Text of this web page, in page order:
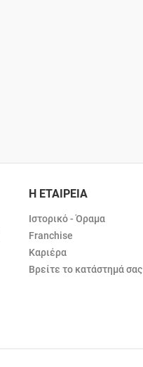
Η ΕΤΑΙΡΕΙΑ
Ιστορικό - Όραμα
Franchise
Καριέρα
Βρείτε το κατάστημά σας